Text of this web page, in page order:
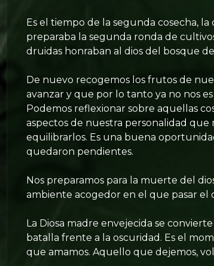
Es el tiempo de la segunda cosecha,
preparaba la segunda ronda de
druidas honraban al dios del bosque
De nuevo recogemos los frutos de
avanzar y que por lo tanto ya no nos
Podemos reflexionar sobre aquellas
aspectos de nuestra personalidad
equilibrarlos. Es una buena
quedaron pendientes.
Nos preparamos para la muerte del
ambiente acogedor en el que pasar el
La Diosa madre envejecida se
batalla frente a la oscuridad. Es el
que amamos. Aquello que dejemos,